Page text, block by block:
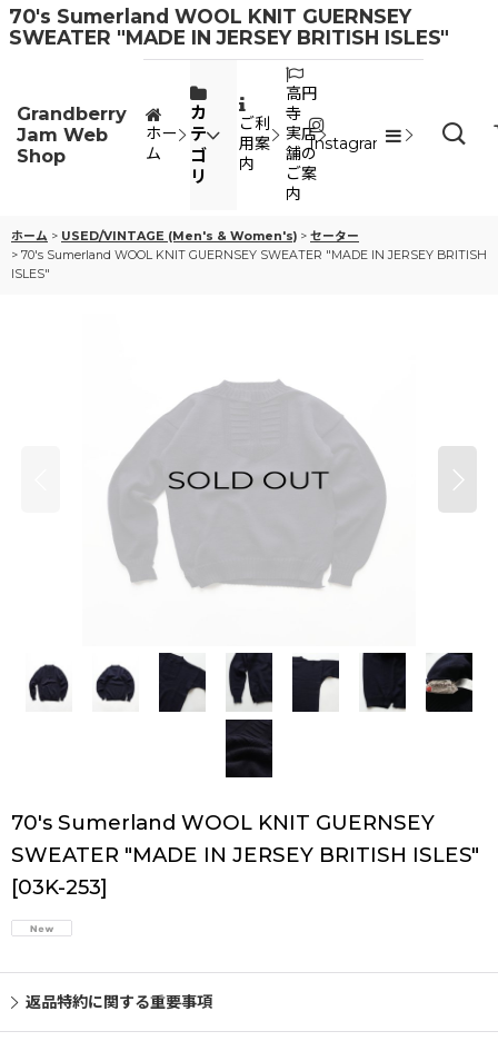
70's Sumerland WOOL KNIT GUERNSEY
SWEATER "MADE IN JERSEY BRITISH ISLES"
Grandberry
Jam Web
Shop
ホー
ム
カ
テ
ゴ
リ
ご利
用案
内
高円
寺
実店
舗の
ご案
内
Instagram
ホーム > USED/VINTAGE (Men's & Women's) > セーター
> 70's Sumerland WOOL KNIT GUERNSEY SWEATER "MADE IN JERSEY BRITISH
ISLES"
70's Sumerland WOOL KNIT GUERNSEY
SWEATER "MADE IN JERSEY BRITISH ISLES"
[03K-253]
返品特約に関する重要事項